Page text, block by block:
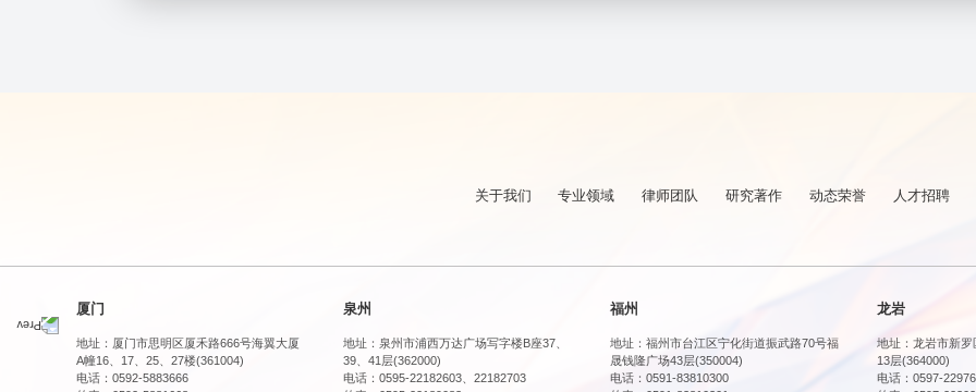
关于我们 专业领域 律师团队 研究著作 动态荣誉 人才招聘
厦门
地址：厦门市思明区厦禾路666号海翼大厦
A幢16、17、25、27楼(361004)
电话：0592-5883666
泉州
地址：泉州市浦西万达广场写字楼B座37、
39、41层(362000)
电话：0595-22182603、22182703
福州
地址：福州市台江区宁化街道振武路70号福
晟钱隆广场43层(350004)
电话：0591-83810300
龙岩
地址：龙岩市新
13层(364000)
电话：0597-